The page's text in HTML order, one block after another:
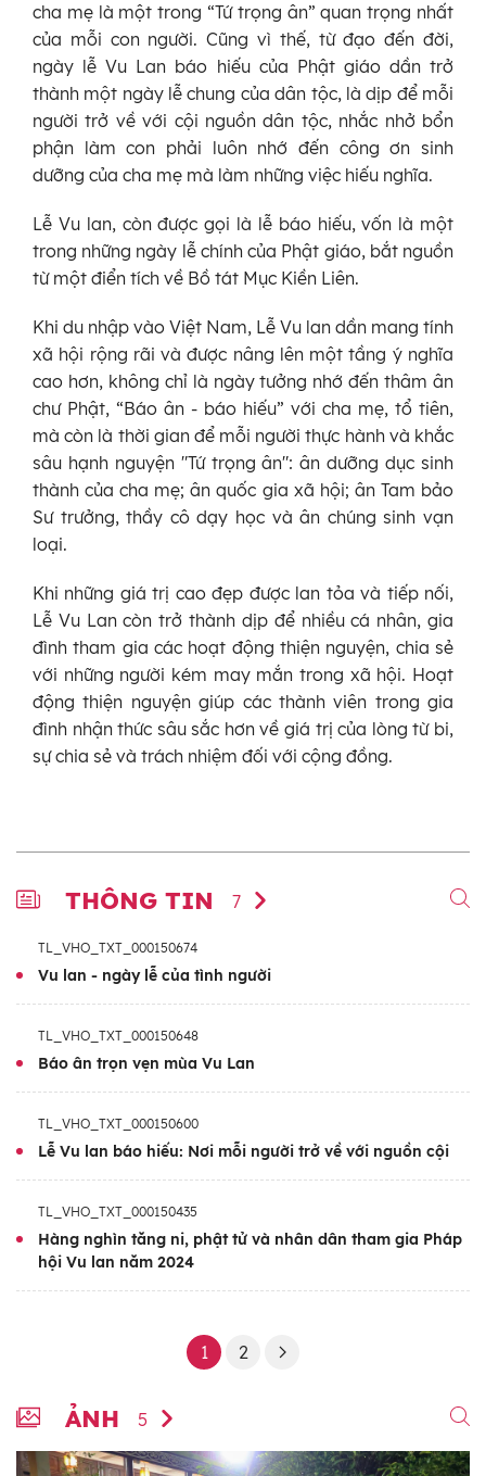
cha mẹ là một trong “Tứ trọng ân” quan trọng nhất
của mỗi con người. Cũng vì thế, từ đạo đến đời,
ngày lễ Vu Lan báo hiếu của Phật giáo dần trở
thành một ngày lễ chung của dân tộc, là dịp để mỗi
người trở về với cội nguồn dân tộc, nhắc nhở bổn
phận làm con phải luôn nhớ đến công ơn sinh
dưỡng của cha mẹ mà làm những việc hiếu nghĩa.
Lễ Vu lan, còn được gọi là lễ báo hiếu, vốn là một
trong những ngày lễ chính của Phật giáo, bắt nguồn
từ một điển tích về Bồ tát Mục Kiền Liên.
Khi du nhập vào Việt Nam, Lễ Vu lan dần mang tính
xã hội rộng rãi và được nâng lên một tầng ý nghĩa
cao hơn, không chỉ là ngày tưởng nhớ đến thâm ân
chư Phật, “Báo ân - báo hiếu” với cha mẹ, tổ tiên,
mà còn là thời gian để mỗi người thực hành và khắc
sâu hạnh nguyện "Tứ trọng ân": ân dưỡng dục sinh
thành của cha mẹ; ân quốc gia xã hội; ân Tam bảo
Sư trưởng, thầy cô dạy học và ân chúng sinh vạn
loại.
Khi những giá trị cao đẹp được lan tỏa và tiếp nối,
Lễ Vu Lan còn trở thành dịp để nhiều cá nhân, gia
đình tham gia các hoạt động thiện nguyện, chia sẻ
với những người kém may mắn trong xã hội. Hoạt
động thiện nguyện giúp các thành viên trong gia
đình nhận thức sâu sắc hơn về giá trị của lòng từ bi,
sự chia sẻ và trách nhiệm đối với cộng đồng.
THÔNG TIN 7
TL_VHO_TXT_000150674
Vu lan - ngày lễ của tình người
TL_VHO_TXT_000150648
Báo ân trọn vẹn mùa Vu Lan
TL_VHO_TXT_000150600
Lễ Vu lan báo hiếu: Nơi mỗi người trở về với nguồn cội
TL_VHO_TXT_000150435
Hàng nghìn tăng ni, phật tử và nhân dân tham gia Pháp
hội Vu lan năm 2024
1 2
ẢNH 5